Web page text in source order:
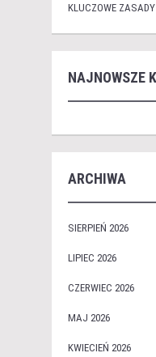
KLUCZOWE
NAJNOWSZE
ARCHIWA
SIERPIEŃ 2026
LIPIEC 2026
CZERWIEC 2026
MAJ 2026
KWIECIEŃ 2026